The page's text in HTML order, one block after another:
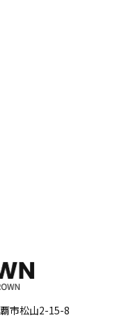
市松山2-15-8